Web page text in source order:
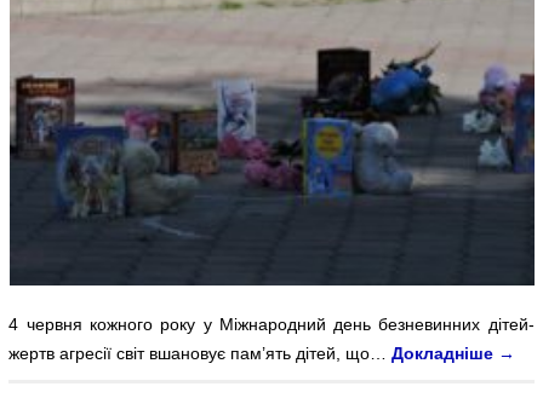
4 червня кожного року у Міжнародний день безневинних дітей-
жертв агресії світ вшановує пам’ять дітей, що…Докладніше →